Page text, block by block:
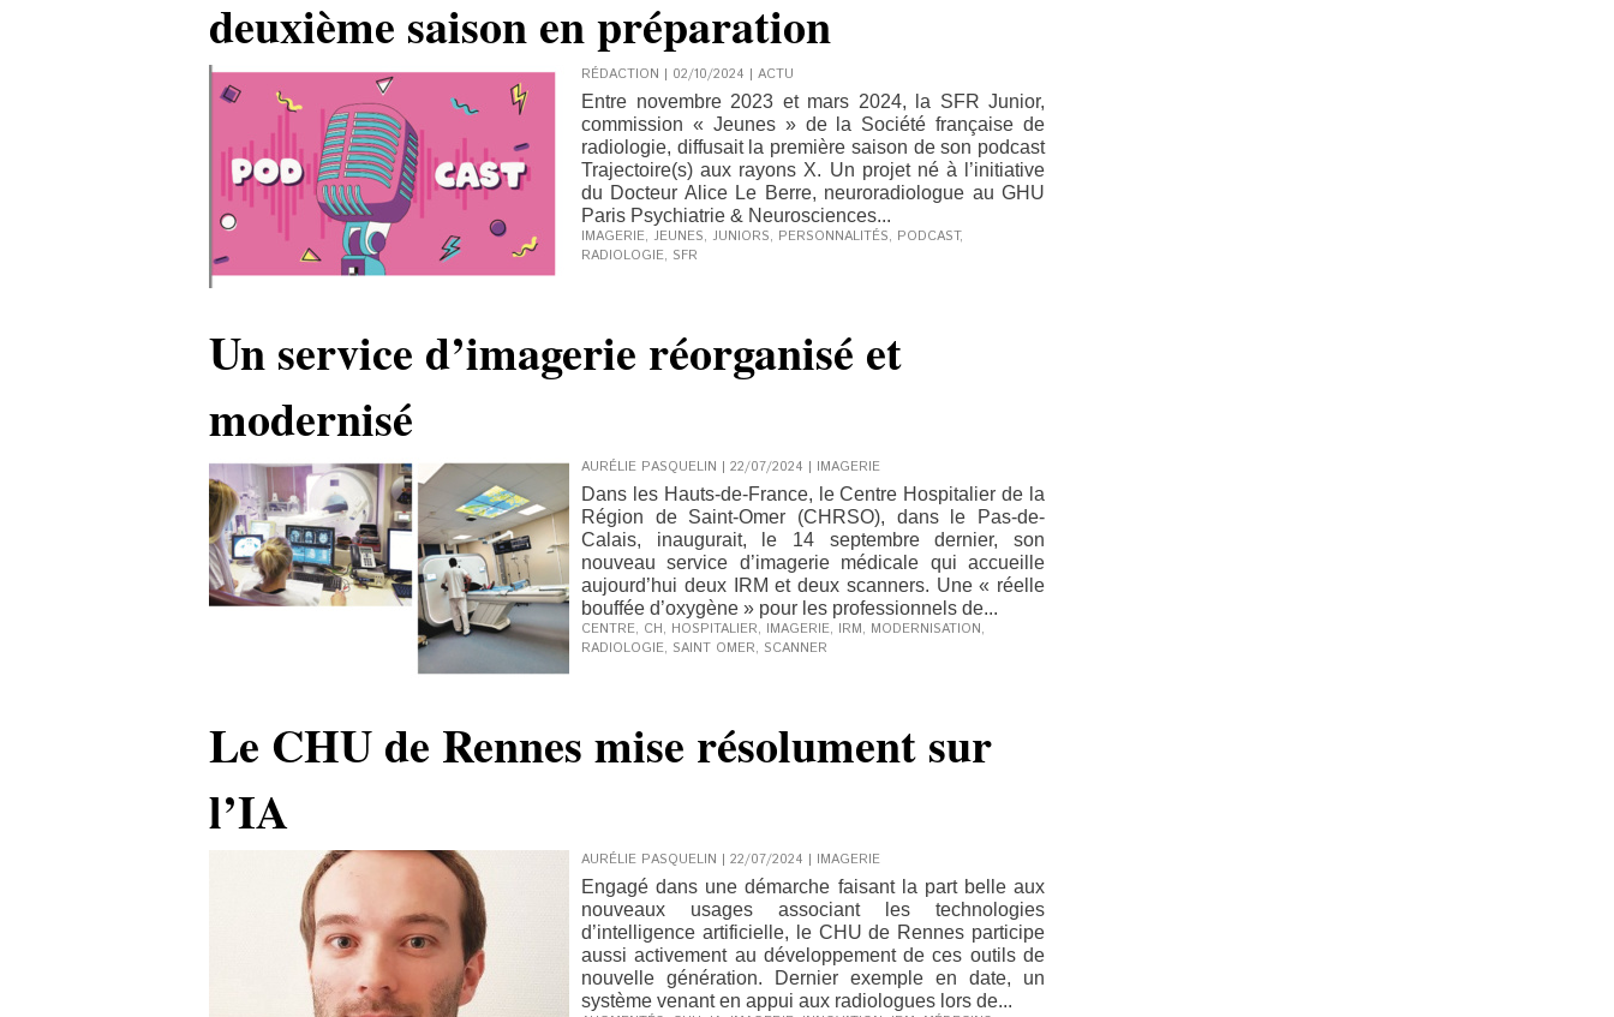
deuxième saison en préparation
RÉDACTION | 02/10/2024 | ACTU
Entre novembre 2023 et mars 2024, la SFR Junior,
commission « Jeunes » de la Société française de
radiologie, diffusait la première saison de son podcast
Trajectoire(s) aux rayons X. Un projet né à l’initiative
du Docteur Alice Le Berre, neuroradiologue au GHU
Paris Psychiatrie & Neurosciences...
IMAGERIE, JEUNES, JUNIORS, PERSONNALITÉS, PODCAST,
RADIOLOGIE, SFR
Un service d’imagerie réorganisé et
modernisé
AURÉLIE PASQUELIN | 22/07/2024 | IMAGERIE
Dans les Hauts-de-France, le Centre Hospitalier de la
Région de Saint-Omer (CHRSO), dans le Pas-de-
Calais, inaugurait, le 14 septembre dernier, son
nouveau service d’imagerie médicale qui accueille
aujourd’hui deux IRM et deux scanners. Une « réelle
bouffée d’oxygène » pour les professionnels de...
CENTRE, CH, HOSPITALIER, IMAGERIE, IRM, MODERNISATION,
RADIOLOGIE, SAINT OMER, SCANNER
Le CHU de Rennes mise résolument sur
l’IA
AURÉLIE PASQUELIN | 22/07/2024 | IMAGERIE
Engagé dans une démarche faisant la part belle aux
nouveaux usages associant les technologies
d’intelligence artificielle, le CHU de Rennes participe
aussi activement au développement de ces outils de
nouvelle génération. Dernier exemple en date, un
système venant en appui aux radiologues lors de...